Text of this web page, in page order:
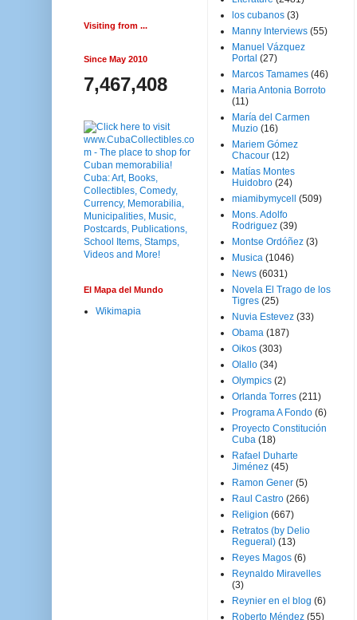
Visiting from ...
Since May 2010
7,467,408
El Mapa del Mundo
Wikimapia
los cubanos (3)
Manny Interviews (55)
Manuel Vázquez
Portal (27)
Marcos Tamames (46)
Maria Antonia Borroto
(11)
María del Carmen
Muzio (16)
Mariem Gómez
Chacour (12)
Matías Montes
Huidobro (24)
miamibymycell
(509)
Mons. Adolfo
Rodriguez (39)
Montse Ordóñez (3)
Musica (1046)
News (6031)
Novela El Trago de los
Tigres (25)
Nuvia Estevez (33)
Obama (187)
Oikos (303)
Olallo (34)
Olympics (2)
Orlanda Torres (211)
Programa A Fondo (6)
Proyecto Constitución
Cuba (18)
Rafael Duharte
Jiménez (45)
Ramon Gener (5)
Raul Castro (266)
Religion (667)
Retratos (by Delio
Regueral) (13)
Reyes Magos (6)
Reynaldo Miravelles
(3)
Reynier en el blog (6)
Roberto Méndez (55)